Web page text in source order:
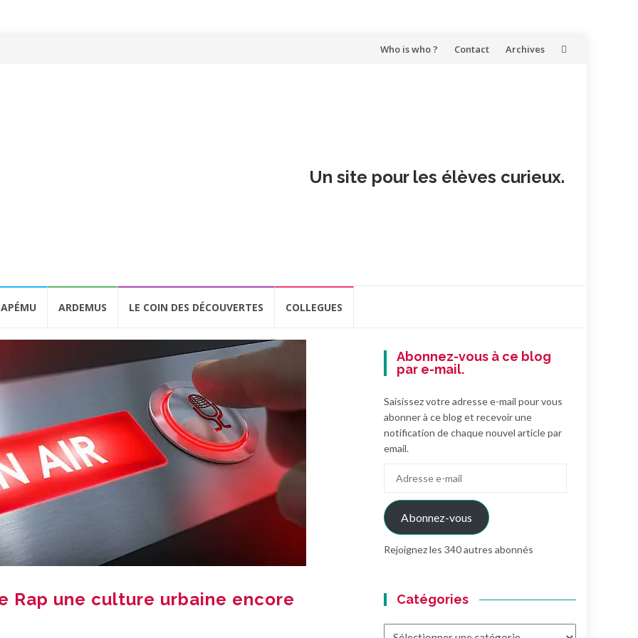
Aller
Who is who ? Contact Archives
Un site pour les élèves curieux.
APÉMU ARDEMUS LE COIN DES DÉCOUVERTES COLLEGUES
Rap une culture urbaine encore
Abonnez-vous à ce blog
par e-mail.
Saisissez votre adresse e-mail pour vous
abonner à ce blog et recevoir une
notification de chaque nouvel article par
email.
mail
Abonnez-vous
Rejoignez les 340 autres abonnés
Catégories